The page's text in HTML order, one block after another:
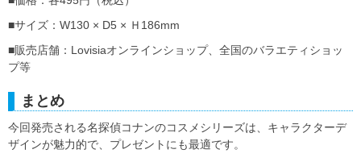
■サイズ：W130 × D5 × Ｈ186mm
■販売店舗：Lovisiaオンラインショップ、全国のバラエティショッ
プ等
まとめ
今回発売される名探偵コナンのコスメシリーズは、キャラクターデ
ザインが魅力的で、プレゼントにも最適です。